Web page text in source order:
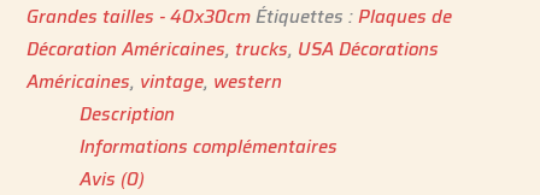
Grandes tailles - 40x30cmÉtiquettes :Plaques de
Décoration Américaines, trucks, USA Décorations
Américaines, vintage, western
Description
Informations complémentaires
Avis (0)